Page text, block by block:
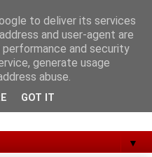
▼
to deliver its services
and user-agent are
and security
generate usage
abuse.
GOT IT